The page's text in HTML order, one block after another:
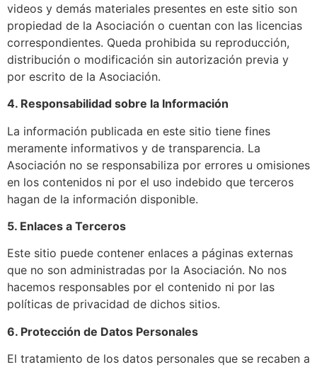
videos y demás materiales presentes en este sitio son
propiedad de la Asociación o cuentan con las licencias
correspondientes. Queda prohibida su reproducción,
distribución o modificación sin autorización previa y
por escrito de la Asociación.
4. Responsabilidad sobre la Información
La información publicada en este sitio tiene fines
meramente informativos y de transparencia. La
Asociación no se responsabiliza por errores u omisiones
en los contenidos ni por el uso indebido que terceros
hagan de la información disponible.
5. Enlaces a Terceros
Este sitio puede contener enlaces a páginas externas
que no son administradas por la Asociación. No nos
hacemos responsables por el contenido ni por las
políticas de privacidad de dichos sitios.
6. Protección de Datos Personales
El tratamiento de los datos personales que se recaben a